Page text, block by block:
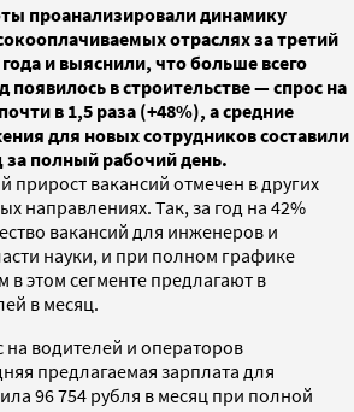
проанализировали динамику
отраслях за третий
и выяснили, что больше всего
появилось в строительстве — спрос на
в 1,5 раза (+48%), а средние
для новых сотрудников составили
за полный рабочий день.
прирост вакансий отмечен в других
направлениях. Так, за год на 42%
вакансий для инженеров и
науки, и при полном графике
в этом сегменте предлагают в
в месяц.
на водителей и операторов
предлагаемая зарплата для
96 754 рубля в месяц при полной